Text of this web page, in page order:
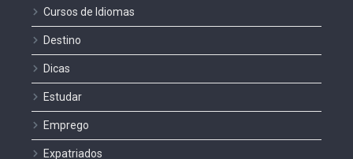
Cursos de Idiomas
Destino
Dicas
Estudar
Emprego
Expatriados